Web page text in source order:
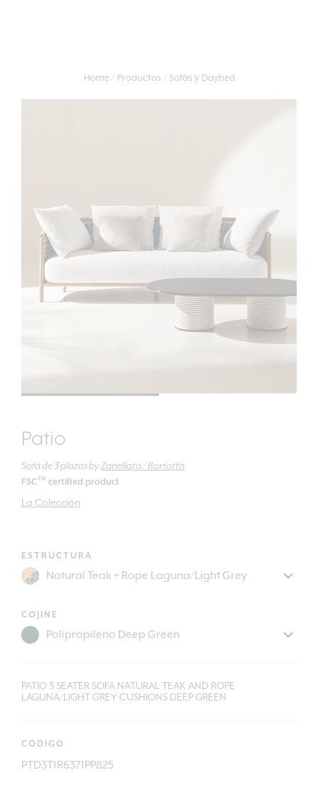
Home Productos Sofás y Daybed
Patio
Sofá de 3 plazasbyZanellato / Bortotto
FSC TM certified product
La Colección
ESTRUCTURA
COJINE
PATIO 3 SEATER SOFA NATURAL TEAK AND ROPE
LAGUNA/LIGHT GREY CUSHIONS DEEP GREEN
CÓDIGO
PTD3T1R6371PP825